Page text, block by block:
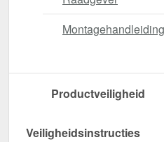
Productveiligheid
Veiligheidsinstructies